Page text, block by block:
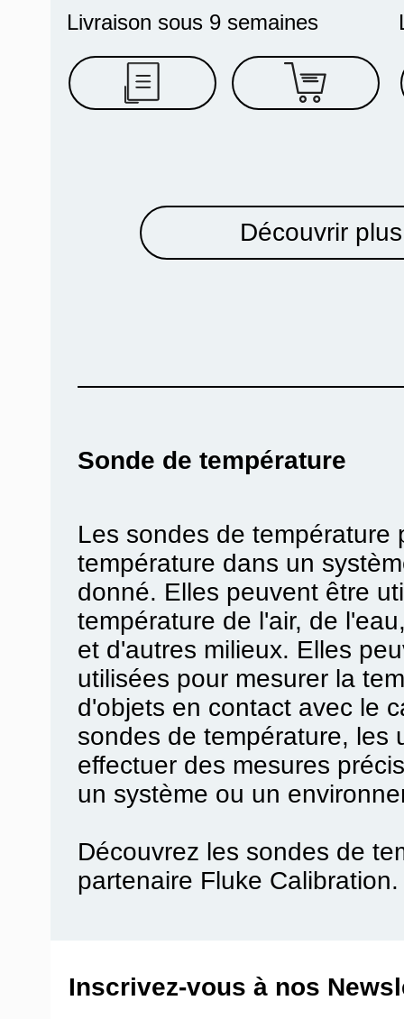
Livraison sous 9 semaines
Découvrir
Sonde de température
Les sondes de température
température dans un
donné. Elles peuvent être
température de l'air, de
et d'autres milieux. Elles
utilisées pour mesurer la
d'objets en contact avec le
sondes de température, les
effectuer des mesures
un système ou un
Découvrez les sondes de
partenaire Fluke Calibration.
Inscrivez-vous à nos